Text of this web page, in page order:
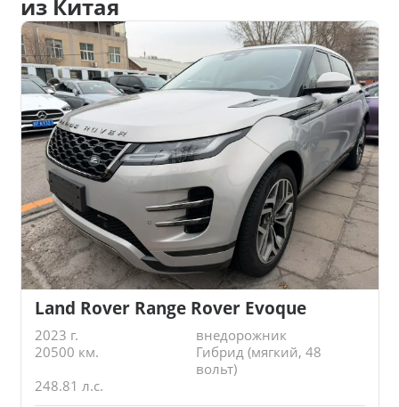
из Китая
Land Rover Range Rover Evoque
2023 г.
внедорожник
20500 км.
Гибрид (мягкий, 48
вольт)
248.81 л.с.